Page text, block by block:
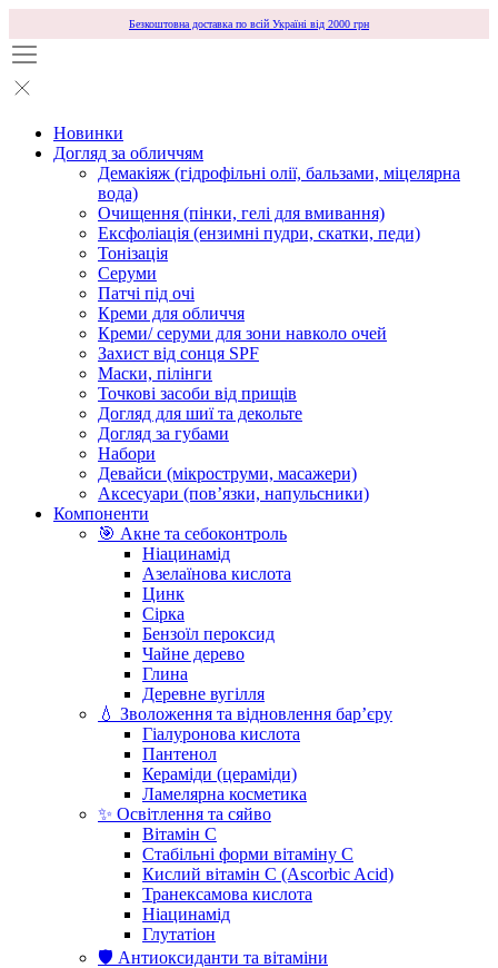
Безкоштовна доставка по всій Україні від 2000 грн
Новинки
Догляд за обличчям
Демакіяж (гідрофільні олії, бальзами, міцелярна
вода)
Очищення (пінки, гелі для вмивання)
Ексфоліація (ензимні пудри, скатки, педи)
Тонізація
Серуми
Патчі під очі
Креми для обличчя
Креми/ серуми для зони навколо очей
Захист від сонця SPF
Маски, пілінги
Точкові засоби від прищів
Догляд для шиї та декольте
Догляд за губами
Набори
Девайси (мікроструми, масажери)
Аксесуари (повʼязки, напульсники)
Компоненти
🎯 Акне та себоконтроль
Ніацинамід
Азелаїнова кислота
Цинк
Сірка
Бензоїл пероксид
Чайне дерево
Глина
Деревне вугілля
💧 Зволоження та відновлення бар’єру
Гіалуронова кислота
Пантенол
Кераміди (цераміди)
Ламелярна косметика
✨ Освітлення та сяйво
Вітамін С
Стабільні форми вітаміну С
Кислий вітамін С (Ascorbic Acid)
Транексамова кислота
Ніацинамід
Глутатіон
🛡️ Антиоксиданти та вітаміни